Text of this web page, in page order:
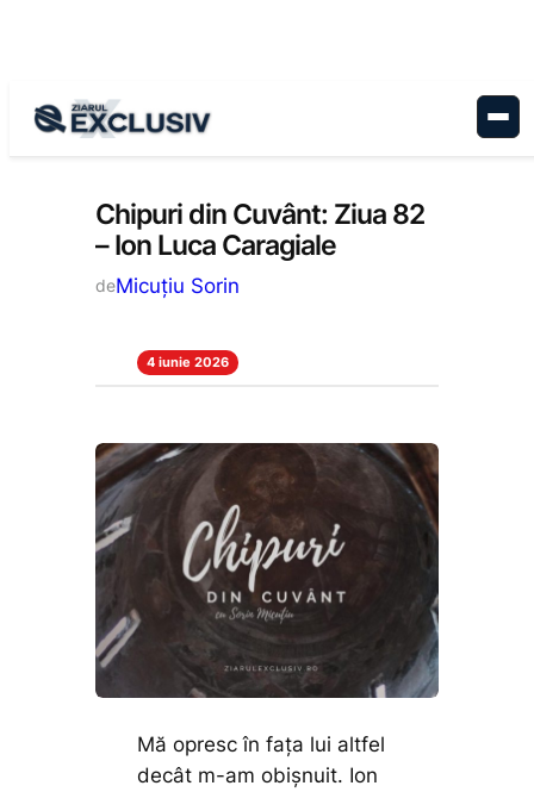
Cultură, Stiri la zi
Chipuri din Cuvânt: Ziua 82
– Ion Luca Caragiale
deMicuțiu Sorin
4 iunie 2026
Mă opresc în fața lui altfel
decât m-am obișnuit. Ion